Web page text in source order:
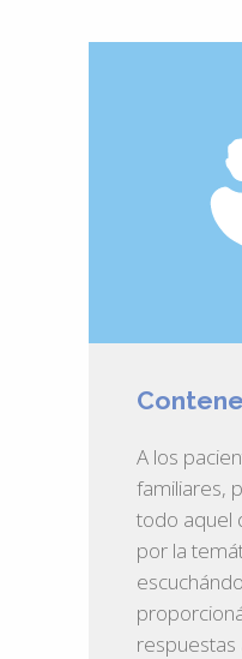
A los
familiares,
todo aquel
por la
respuestas